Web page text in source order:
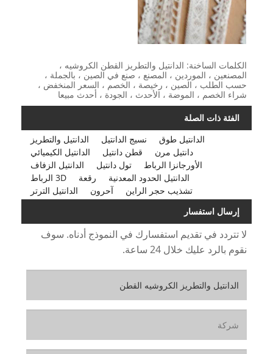
الكلمات الساخنة: الدانتيل والتطريز القطن الكروشيه ،
المصنعين ، الموردين ، المصنع ، صنع في الصين ، بالجملة ،
حسب الطلب ، الصين ، رخيصة ، الخصم ، السعر المنخفض ،
شراء الخصم ، الموضة ، الأحدث ، الجودة ، أحدث مبيعا
الفئة ذات الصلة
الدانتيل والتطريز
نسيج الدانتيل
الدانتيل طوق
الدانتيل الكيميائي
قطن دانتيل
دانتيل مرن
الدانتيل الزفاف
تول دانتيل
الأورجانزا الرباط
3D الرباط
رقعة
الدانتيل الحدود المعدنية
الدانتيل الترتر
آحرون
تشذيب حجر الراين
إرسال استفسار
لا تتردد في تقديم استفسارك في النموذج أدناه. سوف
نقوم بالرد عليك خلال 24 ساعة.